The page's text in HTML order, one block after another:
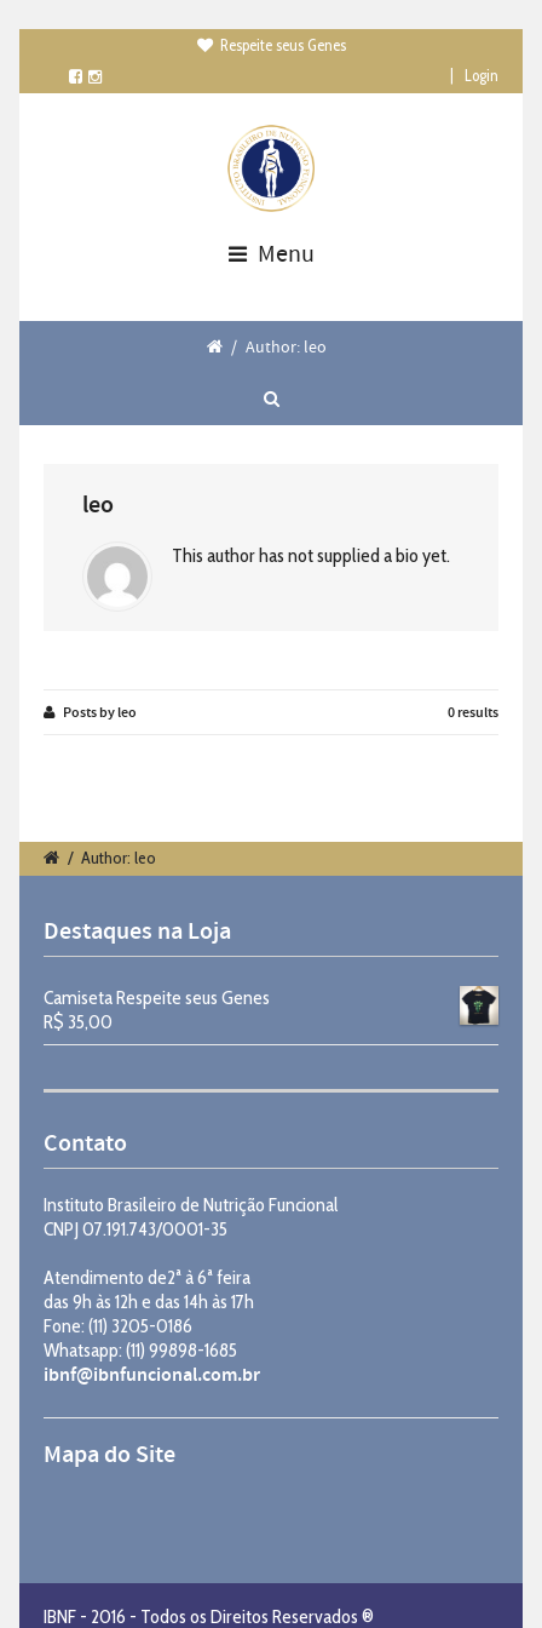
Respeite seus Genes
Login
Menu
/ Author: leo
leo
This author has not supplied a bio yet.
Posts by leo 0 results
/ Author: leo
Destaques na Loja
Camiseta Respeite seus Genes
R$ 35,00
Contato
Instituto Brasileiro de Nutrição Funcional
CNPJ 07.191.743/0001-35
Atendimento de2ª à 6ª feira
das 9h às 12h e das 14h às 17h
Fone: (11) 3205-0186
Whatsapp: (11) 99898-1685
ibnf@ibnfuncional.com.br
Mapa do Site
IBNF - 2016 - Todos os Direitos Reservados ®